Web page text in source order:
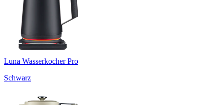
Luna Wasserkocher Pro
Schwarz